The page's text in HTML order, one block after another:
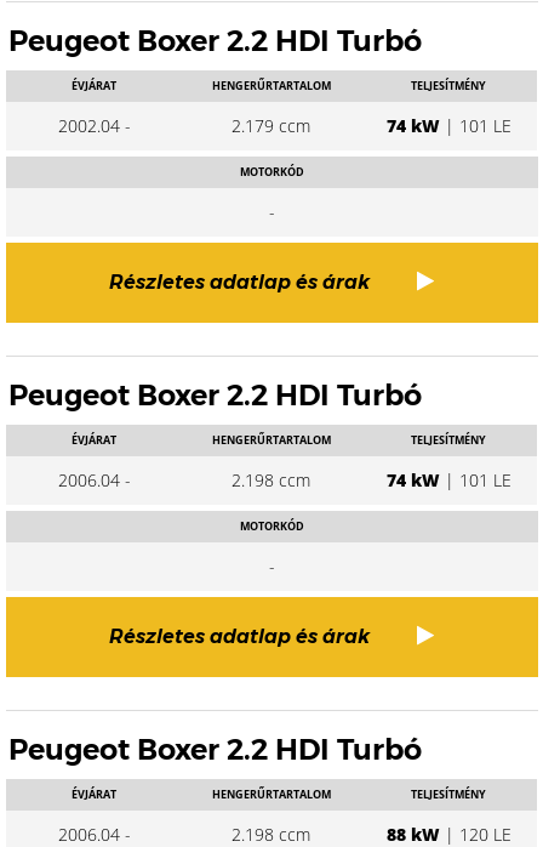
Peugeot Boxer 2.2 HDI Turbó
ÉVJÁRAT
2002.04 -
HENGERŰRTARTALOM
2.179 ccm
TELJESÍTMÉNY
74 kW| 101 LE
MOTORKÓD
-
Részletes adatlap és árak
Peugeot Boxer 2.2 HDI Turbó
ÉVJÁRAT
2006.04 -
HENGERŰRTARTALOM
2.198 ccm
TELJESÍTMÉNY
74 kW| 101 LE
MOTORKÓD
-
Részletes adatlap és árak
Peugeot Boxer 2.2 HDI Turbó
ÉVJÁRAT
2006.04 -
HENGERŰRTARTALOM
2.198 ccm
TELJESÍTMÉNY
88 kW| 120 LE